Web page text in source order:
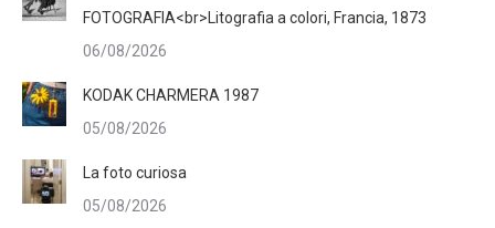
FOTOGRAFIA<br>Litografia a colori, Francia, 1873
06/08/2026
KODAK CHARMERA 1987
05/08/2026
La foto curiosa
05/08/2026